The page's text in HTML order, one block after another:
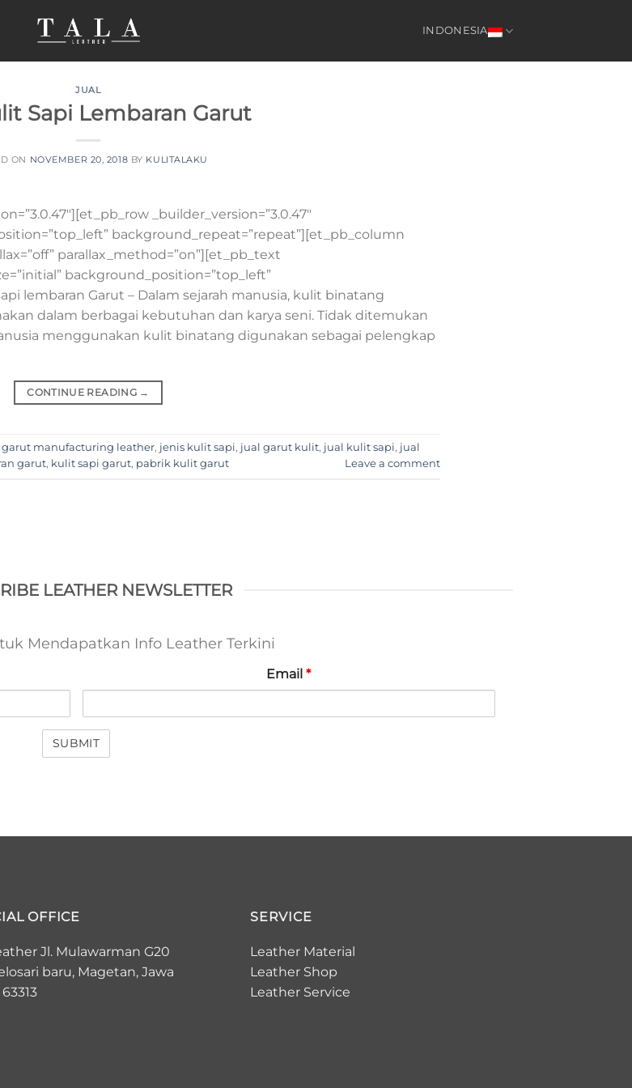
INDONESIA
JUAL
Sapi Lembaran Garut
ON NOVEMBER 20, 2018 BY KULITALAKU
_builder_version=”3.0.47″
background_repeat=”repeat”][et_pb_column
parallax_method=”on”][et_pb_text
background_position=”top_left”
lembaran Garut – Dalam sejarah manusia, kulit binatang
dalam berbagai kebutuhan dan karya seni. Tidak ditemukan
menggunakan kulit binatang digunakan sebagai pelengkap
CONTINUE READING →
garut manufacturing leather, jenis kulit sapi, jual garut kulit, jual kulit sapi, jual
garut, kulit sapi garut, pabrik kulit garut Leave a comment
LEATHER NEWSLETTER
Mendapatkan Info Leather Terkini
Email *
OFFICE
Jl. Mulawarman G20
baru, Magetan, Jawa
SERVICE
Leather Material
Leather Shop
Leather Service